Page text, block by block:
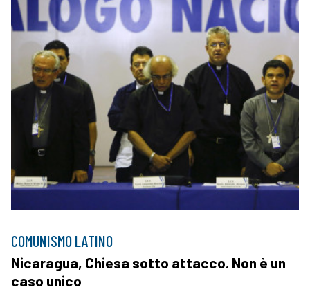
COMUNISMO LATINO
Nicaragua, Chiesa sotto attacco. Non è un
caso unico